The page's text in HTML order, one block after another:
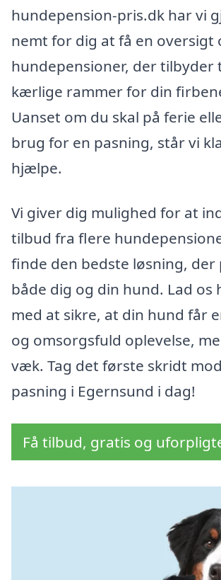
hundepension-pris.dk har vi
nemt for dig at få en oversigt
hundepensioner, der tilbyder
kærlige rammer for din
Uanset om du skal på ferie
brug for en pasning, står vi
hjælpe.
Vi giver dig mulighed for at
tilbud fra flere
finde den bedste løsning, der
både dig og din hund. Lad os
med at sikre, at din hund får
og omsorgsfuld oplevelse,
væk. Tag det første skridt
pasning i Egernsund i dag!
Få tilbud, gratis og